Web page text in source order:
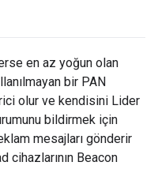
en az yoğun olan
bir PAN
olur ve kendisini Lider
bildirmek için
mesajları gönderir
cihazlarının Beacon